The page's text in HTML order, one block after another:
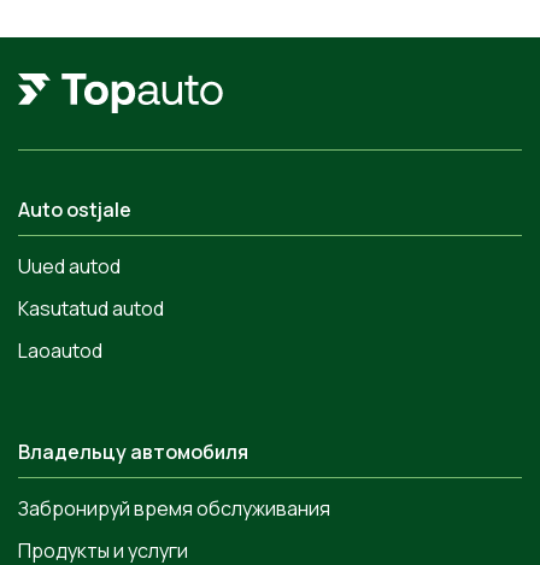
Auto ostjale
Uued autod
Kasutatud autod
Laoautod
Владельцу автомобиля
Забронируй время обслуживания
Продукты и услуги